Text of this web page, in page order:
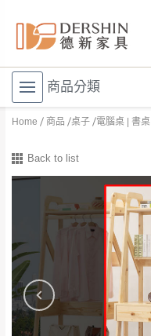
商品分類
Home 商品 桌子 電腦桌 | 書桌
Back to list